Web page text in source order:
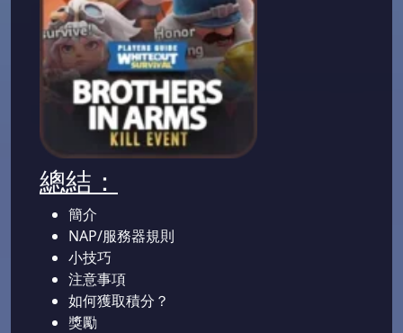
總結：
簡介
NAP/服務器規則
小技巧
注意事項
如何獲取積分？
獎勵